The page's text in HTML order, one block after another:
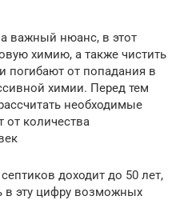
важный нюанс, в этот
химию, а также чистить
погибают от попадания в
химии. Перед тем
необходимые
от количества
доходит до 50 лет,
в эту цифру возможных